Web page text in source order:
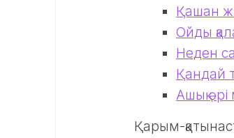
Қашан
Ойды
Неден
Қандай
Ашық
Қарым-